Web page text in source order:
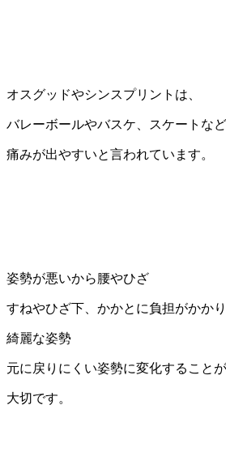
オスグッドやシンスプリントは、
バレーボールやバスケ、スケートな
痛みが出やすいと言われています。
姿勢が悪いから腰やひざ
すねやひざ下、かかとに負担がかかり
綺麗な姿勢
元に戻りにくい姿勢に変化することが
大切です。